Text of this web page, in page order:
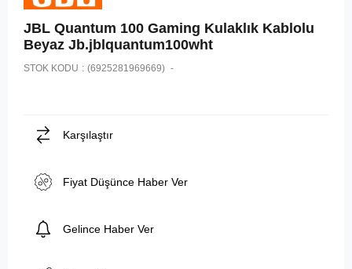
JBL Quantum 100 Gaming Kulaklık Kablolu
Beyaz Jb.jblquantum100wht
STOK KODU (6925281969669)
Karşılaştır
Fiyat Düşünce Haber Ver
Gelince Haber Ver